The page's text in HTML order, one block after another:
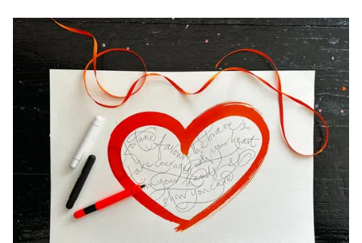
この地域には、Lamyが顧客に提供している言語の
North America
この地域には、Lamyが顧客に提供している言語の
South America
この地域には、Lamyが顧客に提供している言語
Brazil
Chile
español
Mexico
español